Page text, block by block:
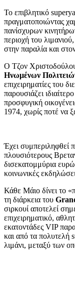
Το επιβλητικό
πραγματοποιώντας
πανίσχυρων
περιοχή του
στην παραλία και
Ο Τζον
Ηνωμένων
επιχειρηματίες του
παρουσιάζει
προσφυγική
1974, χωρίς ποτέ να
Έχει συμπεριληφθεί
πλουσιότερους
δισεκατομμύρια
κοινωνικές
Κάθε Μάιο δίνει το
τη διάρκεια του
σιρκουί αποτελεί
επιχειρηματικό,
εκατοντάδες VIP
και από τα πολυτελή
λιμάνι, μεταξύ των